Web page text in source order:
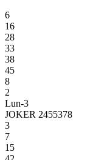
6
16
28
33
38
45
8
2
Lun-3
JOKER 2455378
3
7
15